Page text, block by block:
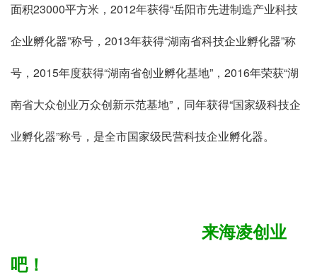
面积23000平方米，2012年获得“岳阳市先进制造产业科技
企业孵化器”称号，2013年获得“湖南省科技企业孵化器”称
号，2015年度获得“湖南省创业孵化基地”，2016年荣获“湖
南省大众创业万众创新示范基地”，同年获得“国家级科技企
业孵化器”称号，是全市国家级民营科技企业孵化器。
来海凌创业
吧！